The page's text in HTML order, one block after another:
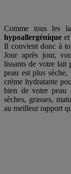
Comme tous les
hypoallergénique
Il convient donc à
Jour après jour,
lissants de votre lait
peau est plus
crème hydratante
bien de votre peau
sèches, grasses,
au meilleur rapport